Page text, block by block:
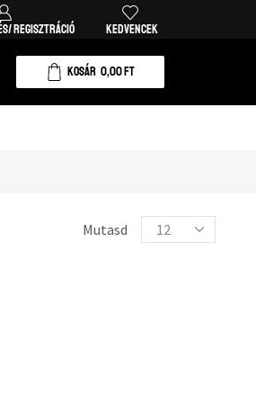
Ingyenes házhozszállítás 20.000 forint
REGISZTRÁCIÓ KEDVENCEK
KOSÁR 0,00FT
Mutasd